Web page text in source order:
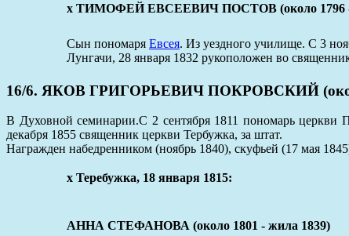
x ТИМОФЕЙ ЕВСЕЕВИЧ ПОСТОВ (около 1796 -
Сын пономаря Евсея. Из уездного училище. С 3
Лунгачи, 28 января 1832 рукоположен во
16/6. ЯКОВ ГРИГОРЬЕВИЧ ПОКРОВСКИЙ
В Духовной семинарии.С 2 сентября 1811 пономарь церкви
декабря 1855 священник церкви Тербужка, за штат.
Награжден набедренником (ноябрь 1840), скуфьей (17 мая
x Теребужка, 18 января 1815:
АННА СТЕФАНОВА (около 1801 - жила 1839)